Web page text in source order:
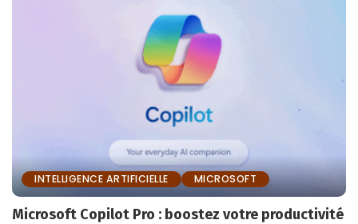
INTELLIGENCE ARTIFICIELLE MICROSOFT
Microsoft Copilot Pro : boostez votre productivité